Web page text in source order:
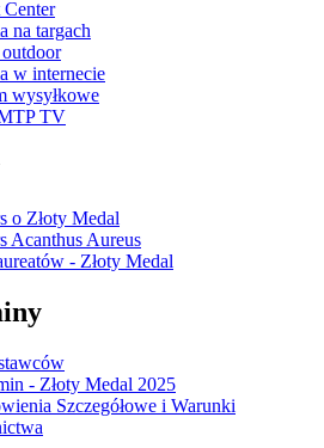
Center
na targach
w internecie
wysyłkowe
TV
o Złoty Medal
Acanthus Aureus
- Złoty Medal
- Złoty Medal 2025
Szczegółowe i Warunki